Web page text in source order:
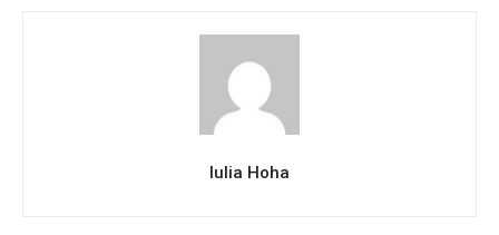
Iulia Hoha